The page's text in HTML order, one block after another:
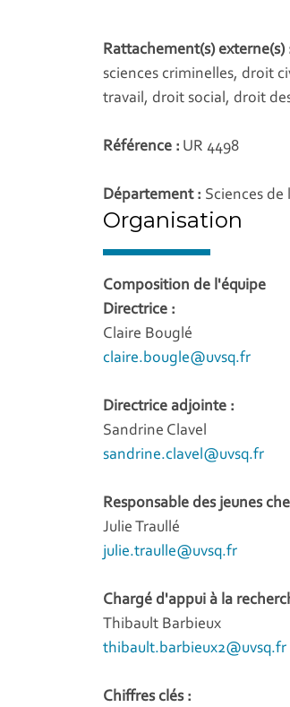
Rattachement(s) externe(s)
sciences criminelles, droit
travail, droit social, droit
Référence : UR 4498
Département : Sciences de
Organisation
Composition de l'équipe
Directrice :
Claire Bouglé
claire.bougle@uvsq.fr
Directrice adjointe :
Sandrine Clavel
sandrine.clavel@uvsq.fr
Responsable des jeunes
Julie Traullé
julie.traulle@uvsq.fr
Chargé d'appui à la
Thibault Barbieux
thibault.barbieux2@uvsq.fr
Chiffres clés :